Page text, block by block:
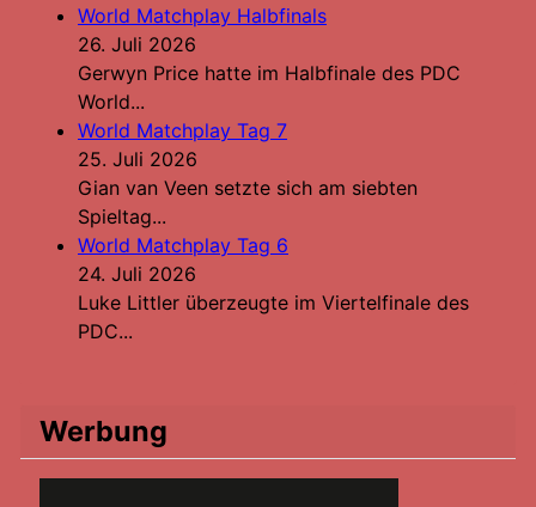
World Matchplay Halbfinals
26. Juli 2026
Gerwyn Price hatte im Halbfinale des PDC
World...
World Matchplay Tag 7
25. Juli 2026
Gian van Veen setzte sich am siebten
Spieltag...
World Matchplay Tag 6
24. Juli 2026
Luke Littler überzeugte im Viertelfinale des
PDC...
Werbung